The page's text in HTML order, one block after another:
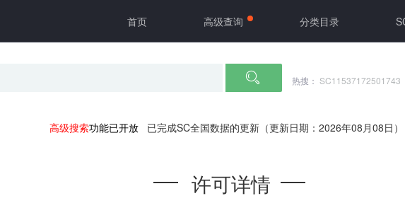
首页 高级查询 分类目录
热搜： SC11537172501743
高级搜索功能已开放 已完成SC全国数据的更新（更新日期：2026年08月08日）
许可详情